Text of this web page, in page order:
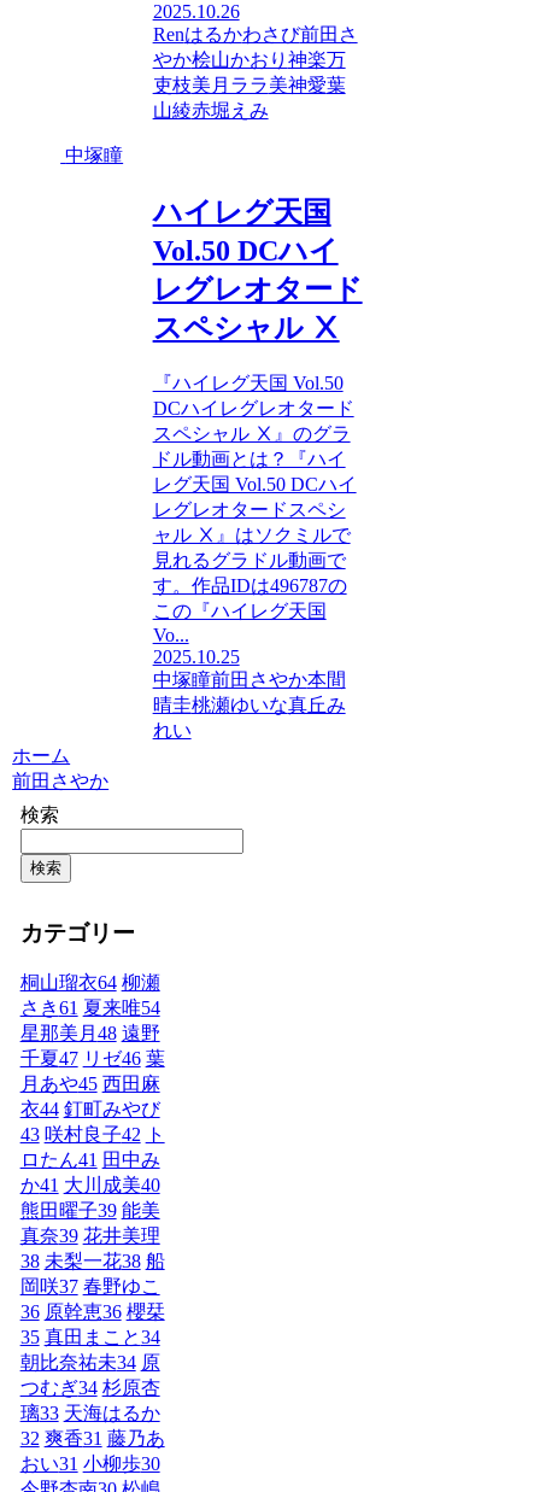
2025.10.26
Renはるかわさび前田さ
やか桧山かおり 神楽万
吏枝美月ララ美神愛葉
山綾赤堀えみ
中塚瞳
ハイレグ天国
Vol.50 DCハイ
レグレオタード
スペシャル Ⅹ
『ハイレグ天国 Vol.50
DCハイレグレオタード
スペシャル Ⅹ』のグラ
ドル動画とは？『ハイ
レグ天国 Vol.50 DCハイ
レグレオタードスペシ
ャル Ⅹ』はソクミルで
見れるグラドル動画で
す。作品IDは496787の
この『ハイレグ天国
Vo...
2025.10.25
中塚瞳前田さやか本間
晴圭桃瀬ゆいな真丘み
れい
ホーム
前田さやか
検索
検索
カテゴリー
桐山瑠衣64 柳瀬
さき61 夏来唯54
星那美月 48 遠野
千夏47 リゼ46 葉
月あや45 西田麻
衣44 釘町みやび
43 咲村良子42
ト
ロたん41 田中み
か41 大川成美40
熊田曜子39 能美
真奈39 花井美理
38 未梨一花38 船
岡咲37 春野ゆこ
36 原幹恵36 櫻栞
35 真田まこと34
朝比奈祐未34 原
つむぎ34 杉原杏
璃33 天海はるか
32 爽香31 藤乃あ
おい31 小柳歩30